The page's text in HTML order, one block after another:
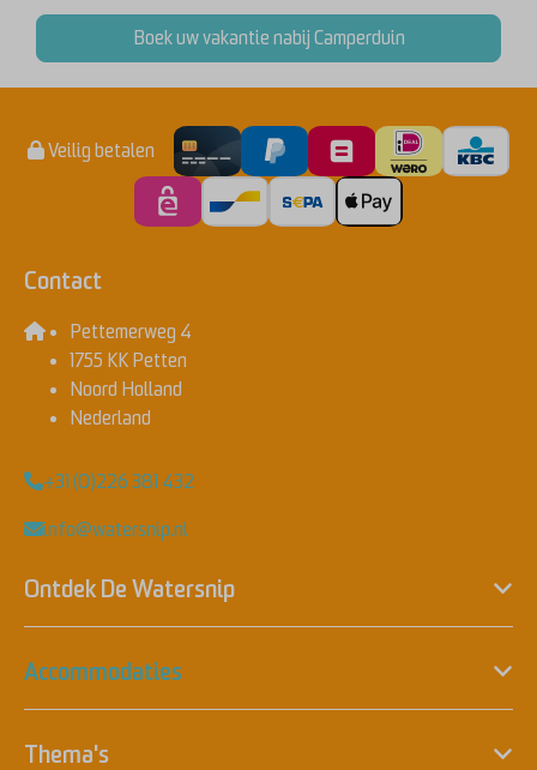
Boek uw vakantie nabij Camperduin
Veilig betalen
Contact
Pettemerweg 4
1755 KK Petten
Noord Holland
Nederland
+31 (0)226 381 432
info@watersnip.nl
Ontdek De Watersnip
Accommodaties
Thema's